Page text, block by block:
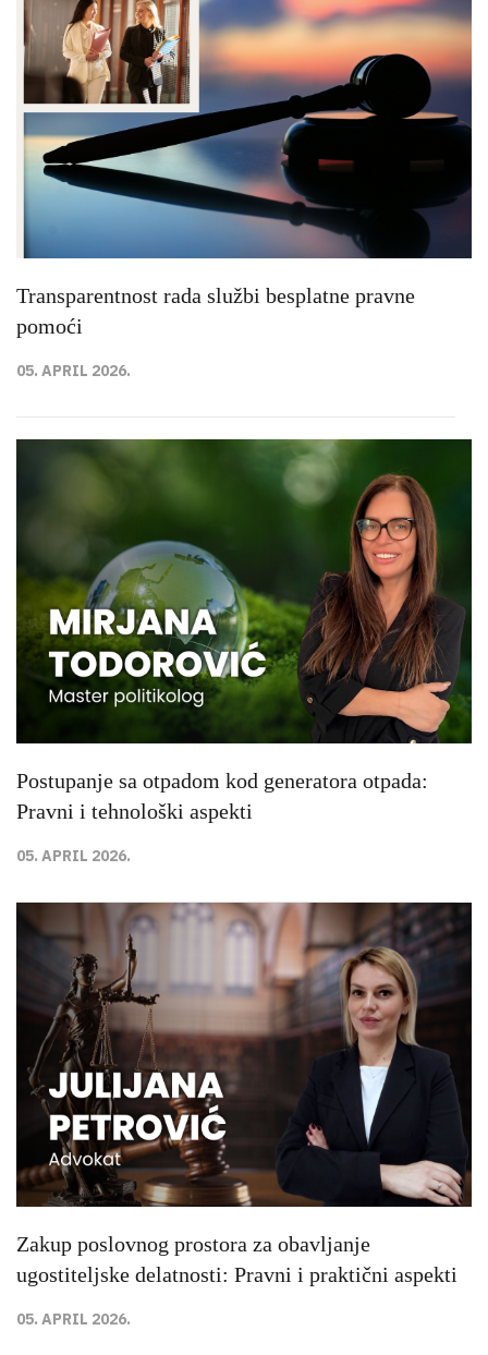
Transparentnost rada službi besplatne pravne
pomoći
05. APRIL 2026.
Postupanje sa otpadom kod generatora otpada:
Pravni i tehnološki aspekti
05. APRIL 2026.
Zakup poslovnog prostora za obavljanje
ugostiteljske delatnosti: Pravni i praktični aspekti
05. APRIL 2026.